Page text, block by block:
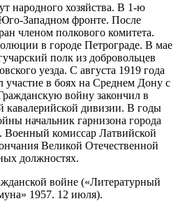
народного хозяйства. В 1-ю
Западном фронте. После
членом полкового комитета.
в городе Петрограде. В мае
полк из добровольцев
уезда. С августа 1919 года
в боях на Среднем Дону с
войну закончил в
кавалерийской дивизии. В годы
начальник гарнизона города
Военный комиссар Латвийской
Великой Отечественной
должностях.
войне («Литературный
1957. 12 июля).